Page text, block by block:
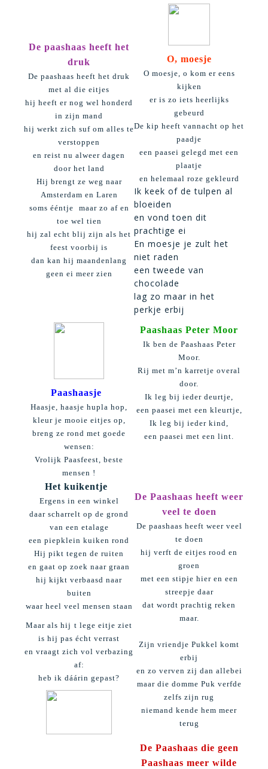
De paashaas heeft het
druk
De paashaas heeft het druk
met al die eitjes
hij heeft er nog wel honderd
in zijn mand
hij werkt zich suf om alles te
verstoppen
en reist nu alweer dagen
door het land
Hij brengt ze weg naar
Amsterdam en Laren
soms ééntje  maar zo af en
toe wel tien
hij zal echt blij zijn als het
feest voorbij is
dan kan hij maandenlang
geen ei meer zien
O, moesje
O moesje, o kom er eens
kijken
er is zo iets heerlijks
gebeurd
De kip heeft vannacht op het
paadje
een paasei gelegd met een
plaatje
en helemaal roze gekleurd
Ik keek of de tulpen al
bloeiden
en vond toen dit
prachtige ei
En moesje je zult het
niet raden
een tweede van
chocolade
lag zo maar in het
perkje erbij
Paashaasje
Haasje, haasje hupla hop,
kleur je mooie eitjes op,
breng ze rond met goede
wensen:
Vrolijk Paasfeest, beste
mensen !
Paashaas Peter Moor
Ik ben de Paashaas Peter
Moor.
Rij met m’n karretje overal
door.
Ik leg bij ieder deurtje,
een paasei met een kleurtje,
Ik leg bij ieder kind,
een paasei met een lint.
Het kuikentje
Ergens in een winkel
daar scharrelt op de grond
van een etalage
een piepklein kuiken rond
Hij pikt tegen de ruiten
en gaat op zoek naar graan
hij kijkt verbaasd naar
buiten
waar heel veel mensen staan
Maar als hij t lege eitje ziet
is hij pas écht verrast
en vraagt zich vol verbazing
af:
heb ik dáárin gepast?
De Paashaas heeft weer
veel te doen
De paashaas heeft weer veel
te doen
hij verft de eitjes rood en
groen
met een stipje hier en een
streepje daar
dat wordt prachtig reken
maar.
Zijn vriendje Pukkel komt
erbij
en zo verven zij dan allebei
maar die domme Puk verfde
zelfs zijn rug
niemand kende hem meer
terug
De Paashaas die geen
Paashaas meer wilde